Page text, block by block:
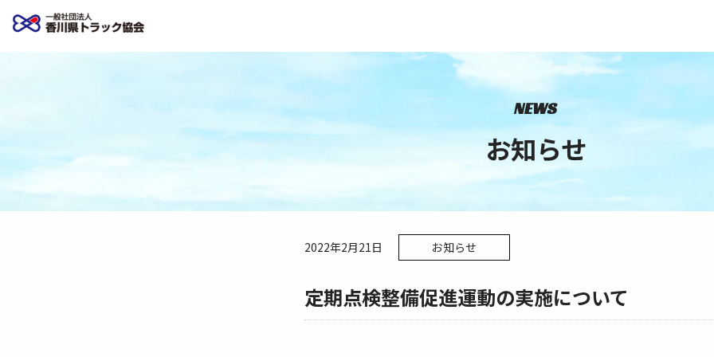
NEWS
お知らせ
2022年2月21日 お知らせ
定期点検整備促進運動の実施について